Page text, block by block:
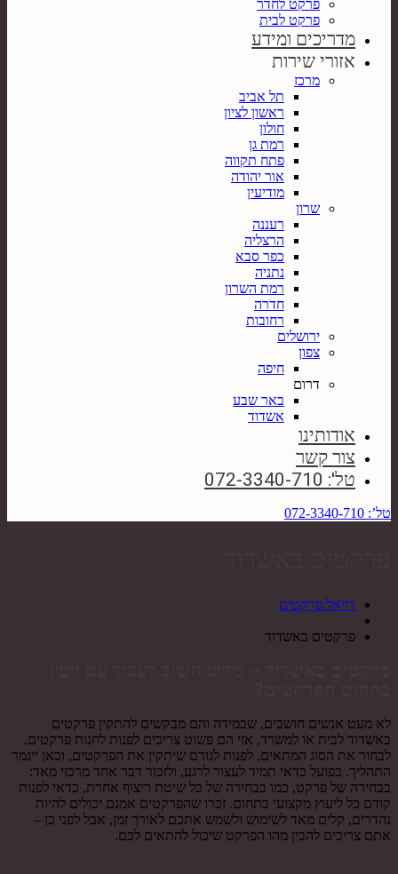
פרקט לחדר
פרקט לבית
מדריכים ומידע
אזורי שירות
מרכז
תל אביב
ראשון לציון
חולון
רמת גן
פתח תקווה
אור יהודה
מודיעין
שרון
רעננה
הרצליה
כפר סבא
נתניה
רמת השרון
חדרה
רחובות
ירושלים
צפון
חיפה
דרום
באר שבע
אשדוד
אודותינו
צור קשר
טל': 072-3340-710
טל’: 072-3340-710
רויאל פרקטים
פרקטים באשדוד
לא מעט אנשים חושבים, שבמידה והם מבקשים להתקין פרקטים
באשדוד לבית או למשרד, אזי הם פשוט צריכים לפנות לחנות פרקטים,
לבחור את הסוג המתאים, לפנות לגורם שיתקין את הפרקטים, וכאן ייגמר
התהליך. בפועל כדאי תמיד לעצור לרגע, ולזכור דבר אחד מרכזי מאד:
בבחירה של פרקט, כמו בבחירה של כל שיטת ריצוף אחרת, כדאי לפנות
קודם כל ליעוץ מקצועי בתחום. זכרו שהפרקטים אמנם יכולים להיות
נהדרים, קלים מאד לשימוש ולשמש אתכם לאורך זמן, אבל לפני כן –
אתם צריכים להבין מהו הפרקט שיכול להתאים לכם.